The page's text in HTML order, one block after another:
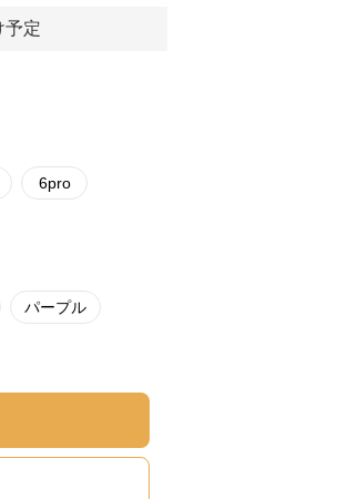
予定
6pro
パープル